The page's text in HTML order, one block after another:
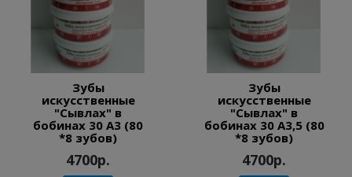
Зубы
искусственные
"Сывлах" в
бобинах 30 А3 (80
*8 зубов)
4700р.
Зубы
искусственные
"Сывлах" в
бобинах 30 А3,5 (80
*8 зубов)
4700р.